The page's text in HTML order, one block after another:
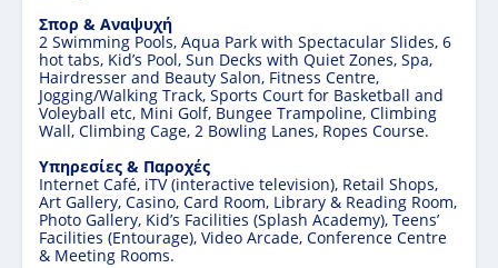
Σπορ & Αναψυχή
2 Swimming Pools, Aqua Park with Spectacular Slides, 6
hot tabs, Kid’s Pool, Sun Decks with Quiet Zones, Spa,
Hairdresser and Beauty Salon, Fitness Centre,
Jogging/Walking Track, Sports Court for Basketball and
Voleyball etc, Mini Golf, Bungee Trampoline, Climbing
Wall, Climbing Cage, 2 Bowling Lanes, Ropes Course.
Υπηρεσίες & Παροχές
Internet Café, iTV (interactive television), Retail Shops,
Art Gallery, Casino, Card Room, Library & Reading Room,
Photo Gallery, Kid’s Facilities (Splash Academy), Teens’
Facilities (Entourage), Video Arcade, Conference Centre
& Meeting Rooms.